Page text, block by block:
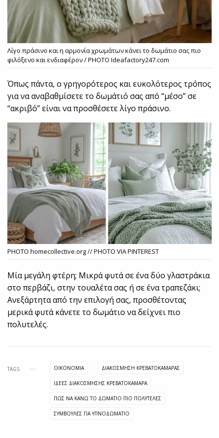
Λίγο πράσινο και η αρμονία χρωμάτων κάνει το δωμάτιο σας πιο
φιλόξενο και ενδιαφέρον / PHOTO Ideafactory247.com
Όπως πάντα, ο γρηγορότερος και ευκολότερος τρόπος
για να αναβαθμίσετε το δωμάτιό σας από “μέσο” σε
“ακριβό” είναι να προσθέσετε λίγο πράσινο.
PHOTO homecollective.org // PHOTO VIA PINTEREST
Μία μεγάλη φτέρη; Μικρά φυτά σε ένα δύο γλαστράκια
στο περβάζι, στην τουαλέτα σας ή σε ένα τραπεζάκι;
Ανεξάρτητα από την επιλογή σας, προσθέτοντας
μερικά φυτά κάνετε το δωμάτιο να δείχνει πιο
πολυτελές.
TAGS OIKONOMIA ΔΙΑΚΌΣΜΗΣΗ ΚΡΕΒΑΤΟΚΆΜΑΡΑΣ
ΙΔΕΕΣ ΔΙΑΚΟΣΜΗΣΗΣ ΚΡΕΒΑΤΟΚΑΜΑΡΑ
ΠΩΣ ΝΑ ΚΑΝΩ ΤΟ ΔΩΜΑΤΙΟ ΠΙΟ ΠΟΛΥΤΕΛΕΣ
ΣΥΜΒΟΥΛΕΣ ΓΙΑ ΥΠΝΟΔΩΜΑΤΙΟ